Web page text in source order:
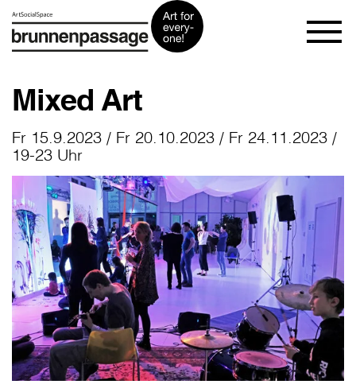
Mixed Art
Fr 15.9.2023 / Fr 20.10.2023 / Fr 24.11.2023 /
19-23 Uhr